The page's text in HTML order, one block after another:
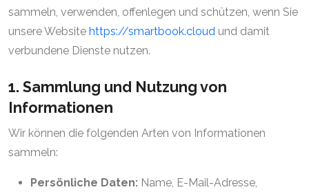
sammeln, verwenden, offenlegen und schützen, wenn Sie
unsere Website https://smartbook.cloud und damit
verbundene Dienste nutzen.
1. Sammlung und Nutzung von
Informationen
Wir können die folgenden Arten von Informationen
sammeln:
Persönliche Daten: Name, E-Mail-Adresse,